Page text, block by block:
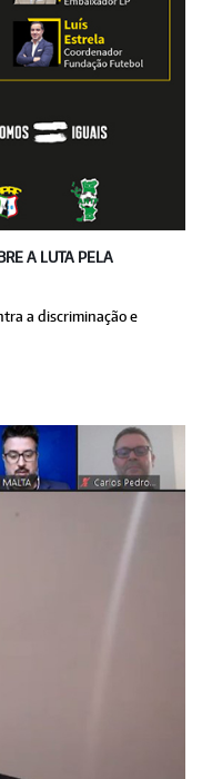
A LUTA PELA
a discriminação e